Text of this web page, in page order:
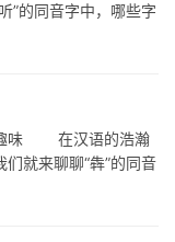
”的同音字中，哪些字
味 在汉语的浩瀚
就来聊聊“犇”的同音